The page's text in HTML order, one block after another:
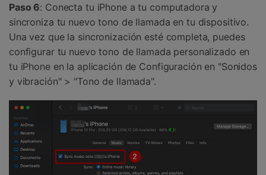
Paso 6: Conecta tu iPhone a tu computadora y
sincroniza tu nuevo tono de llamada en tu dispositivo.
Una vez que la sincronización esté completa, puedes
configurar tu nuevo tono de llamada personalizado en
tu iPhone en la aplicación de Configuración en "Sonidos
y vibración" > "Tono de llamada".